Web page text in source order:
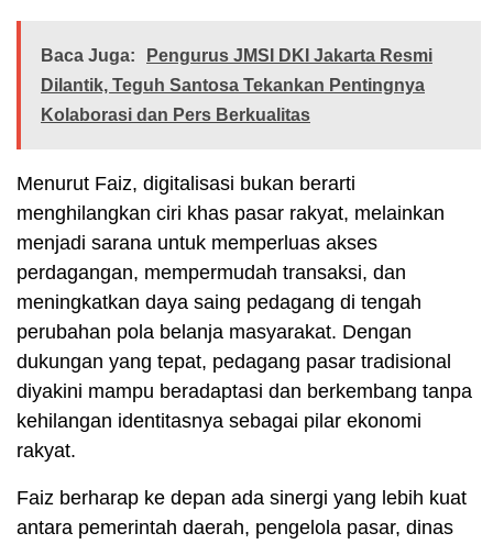
Baca Juga:
Pengurus JMSI DKI Jakarta Resmi
Dilantik, Teguh Santosa Tekankan Pentingnya
Kolaborasi dan Pers Berkualitas
Menurut Faiz, digitalisasi bukan berarti
menghilangkan ciri khas pasar rakyat, melainkan
menjadi sarana untuk memperluas akses
perdagangan, mempermudah transaksi, dan
meningkatkan daya saing pedagang di tengah
perubahan pola belanja masyarakat. Dengan
dukungan yang tepat, pedagang pasar tradisional
diyakini mampu beradaptasi dan berkembang tanpa
kehilangan identitasnya sebagai pilar ekonomi
rakyat.
Faiz berharap ke depan ada sinergi yang lebih kuat
antara pemerintah daerah, pengelola pasar, dinas